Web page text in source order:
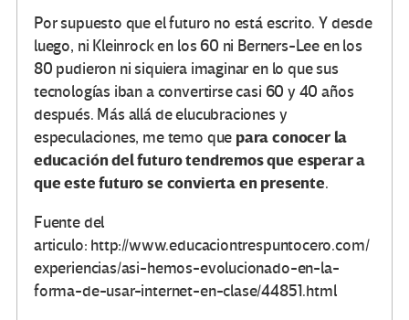
Por supuesto que el futuro no está escrito. Y desde
luego, ni Kleinrock en los 60 ni Berners-Lee en los
80 pudieron ni siquiera imaginar en lo que sus
tecnologías iban a convertirse casi 60 y 40 años
después. Más allá de elucubraciones y
especulaciones, me temo que para conocer la
educación del futuro tendremos que esperar a
que este futuro se convierta en presente.
Fuente del
articulo: http://www.educaciontrespuntocero.com/
experiencias/asi-hemos-evolucionado-en-la-
forma-de-usar-internet-en-clase/44851.html